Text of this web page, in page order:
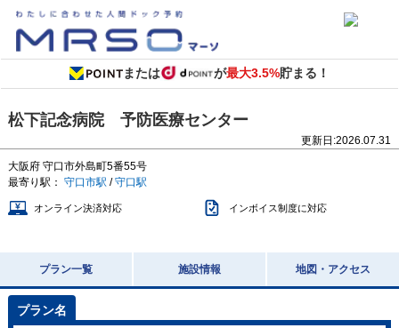
または が最大3.5%貯まる！
松下記念病院 予防医療センター
更新日:2026.07.31
大阪府 守口市外島町5番55号
最寄り駅： 守口市駅 /守口駅
オンライン決済対応 インボイス制度に対応
プラン一覧 施設情報 地図・アクセス